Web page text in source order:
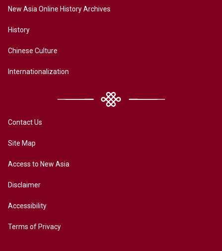
New Asia Online History Archives
History
Chinese Culture
Internationalization
Contact Us
Site Map
Access to New Asia
Disclaimer
Accessibility
Terms of Privacy